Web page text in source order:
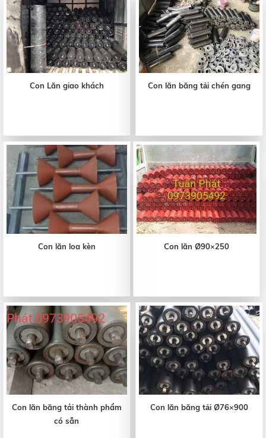
Con Lăn giao khách Con lăn băng tải chén gang
Con lăn loa kèn Con lăn Ø90×250
Con lăn băng tải thành phẩm
có sẵn
Con lăn băng tải Ø76×900